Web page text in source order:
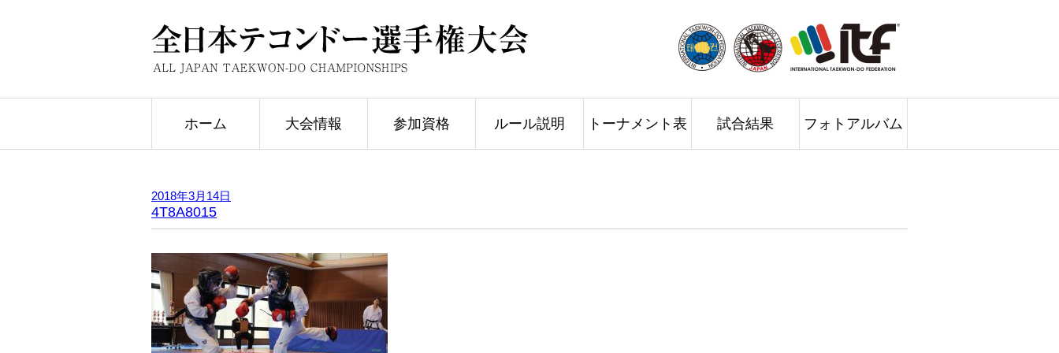
ホーム 大会情報 参加資格 ルール説明 トーナメント表 試合結果 フォトアルバム
2018年3月14日
4T8A8015